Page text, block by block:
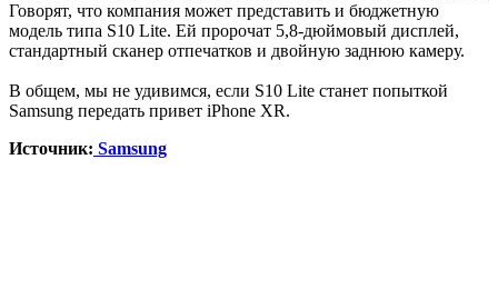
Говорят, что компания может представить и бюджетную
модель типа S10 Lite. Ей пророчат 5,8-дюймовый дисплей,
стандартный сканер отпечатков и двойную заднюю камеру.
В общем, мы не удивимся, если S10 Lite станет попыткой
Samsung передать привет iPhone XR.
Источник: Samsung